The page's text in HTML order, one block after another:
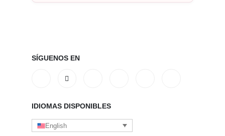
SÍGUENOS EN
IDIOMAS DISPONIBLES
English